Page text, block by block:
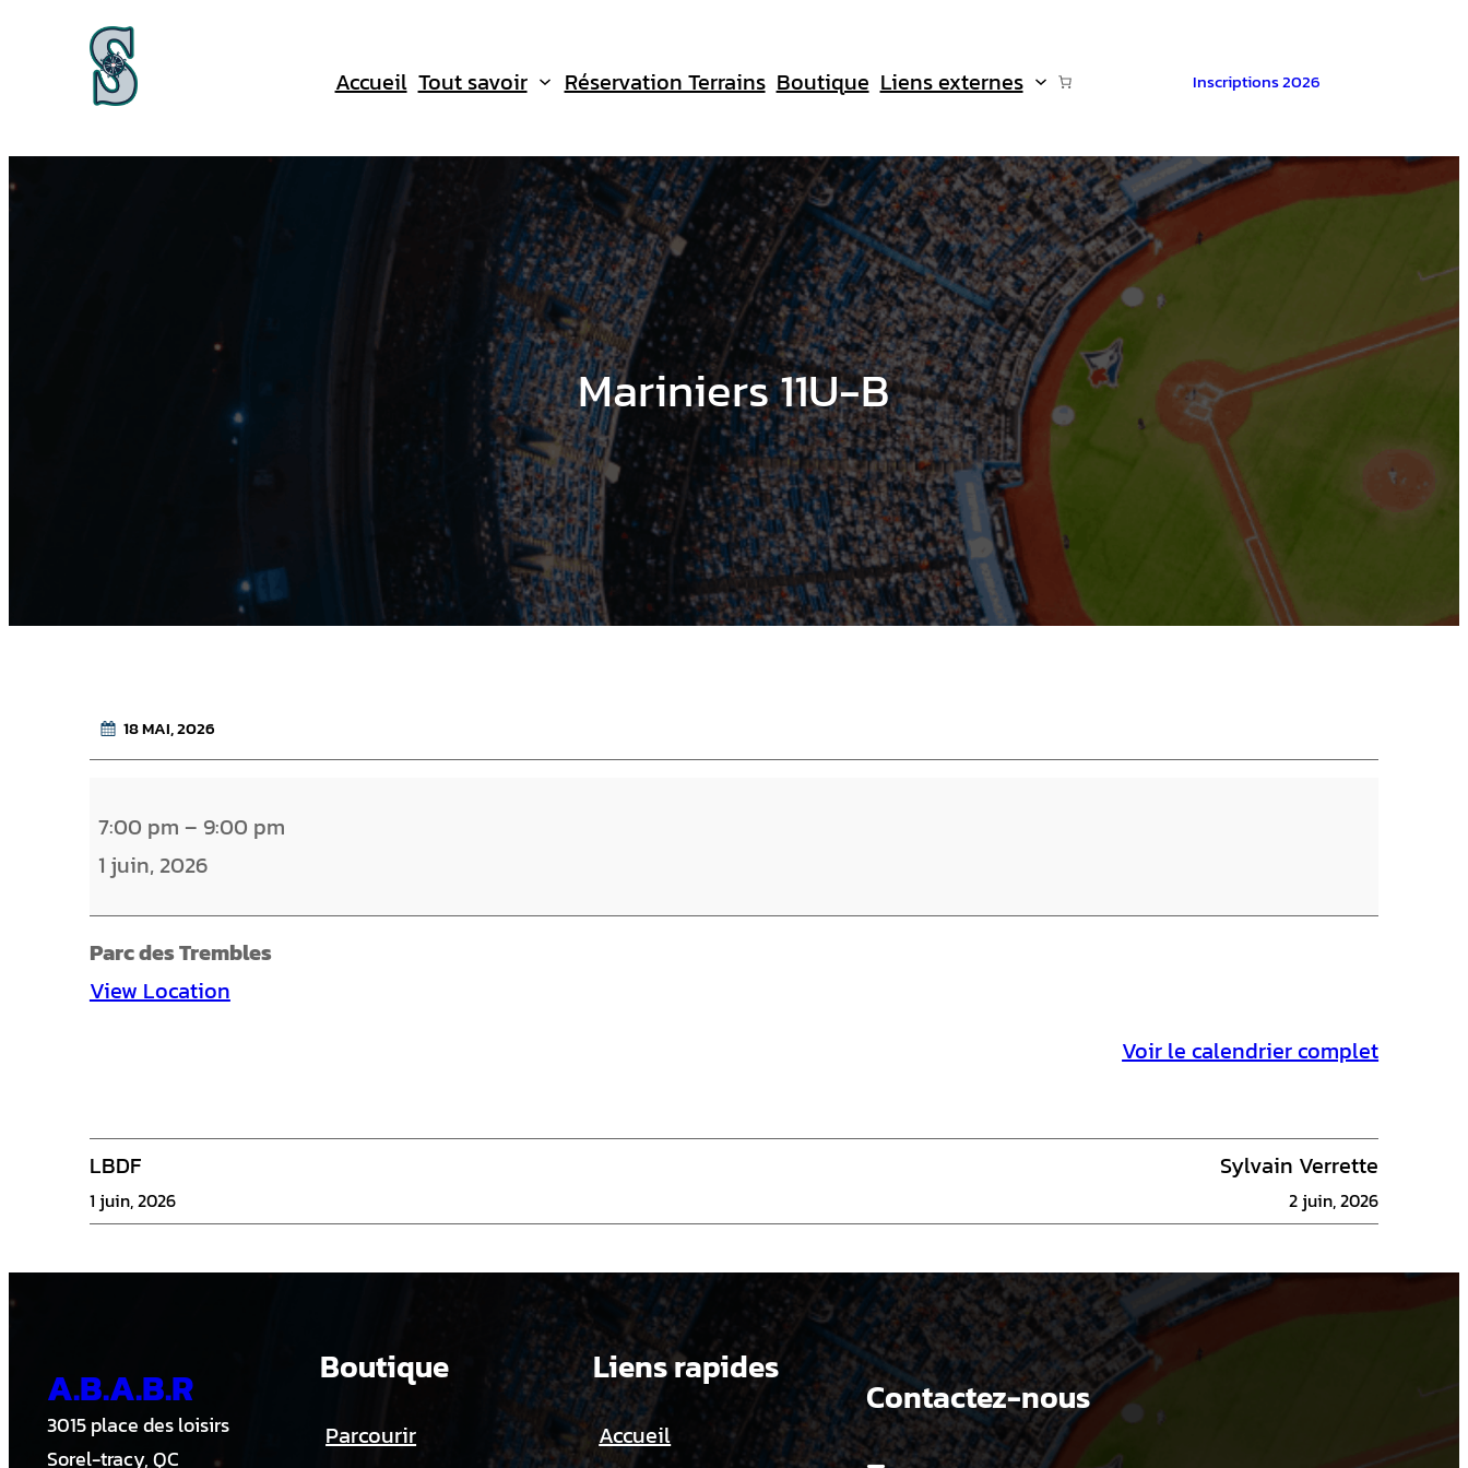
Accueil Tout savoir Réservation Terrains Boutique Liens externes Inscriptions 2026
Mariniers 11U-B
18 MAI, 2026
a
i
n
i
1
1
U
7:00 pm – 9:00 pm
1 juin, 2026
Parc des Trembles
View Location
Voir le calendrier complet
LBDF
1 juin, 2026
Sylvain Verrette
2 juin, 2026
A.B.A.B.R
3015 place des loisirs
Sorel-tracy, QC
Boutique
Parcourir
Liens rapides
Accueil
Contactez-nous